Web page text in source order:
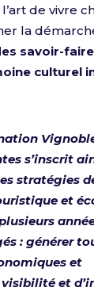
de vivre
la
savoir-
culturel
s’inscrit
stratégies
et
: générer
et
et